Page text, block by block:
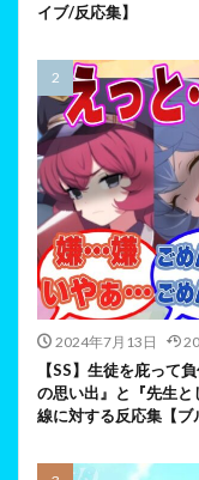
イブ/反応集】
2024年7月13日
【SS】生徒を庇って
の思い出』と『先生
線に対する反応集【ブ